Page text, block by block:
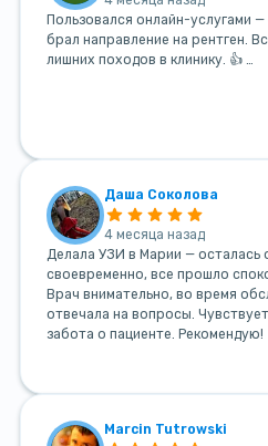
Пользовался онлайн-услугами
брал направление на рентген.
лишних походов в клинику. 👍 …
Даша Соколова
4 месяца назад
Делала УЗИ в Марии — осталась
своевременно, все прошло
Врач внимательно, во время
отвечала на вопросы.
забота о пациенте. Рекомендую!
Marcin Tutrowski